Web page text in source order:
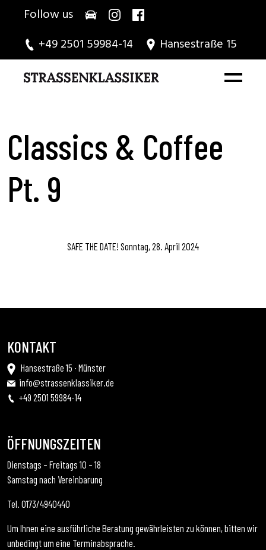
Follow us
+49 2501 59984-14
Hansestraße 15
Classics & Coffee
Pt. 9
SAFE THE DATE! Sonntag, 28. April 2024
KONTAKT
Hansestraße 15 · Münster
info@strassenklassiker.de
+49 2501 59984-14
ÖFFNUNGSZEITEN
Dienstags – Freitags 10 – 18
Samstag nach Vereinbarung
Tel. 0173/4940440
Um Ihnen eine ausführliche Beratung gewährleisten zu können, bitten wir
unbedingt um eine Terminabsprache.